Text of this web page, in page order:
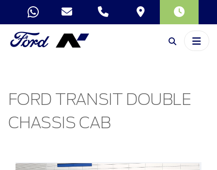
FORD TRANSIT DOUBLE
CHASSIS CAB